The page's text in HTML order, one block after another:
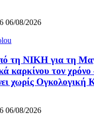
06/08/2026
τη ΝΙΚΗ για τη
καρκίνου τον
χωρίς Ογκολογική
06/08/2026